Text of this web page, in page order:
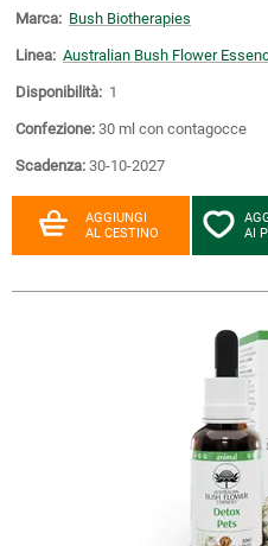
Marca: Bush Biotherapies
Linea: Australian Bush Flower
Disponibilità: 1
Confezione: 30 ml con contagocce
Scadenza: 30-10-2027
AGGIUNGI
AL CESTINO
AI